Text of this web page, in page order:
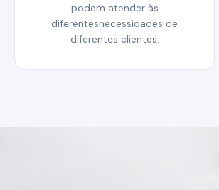
podem atender às
diferentesnecessidades de
diferentes clientes.